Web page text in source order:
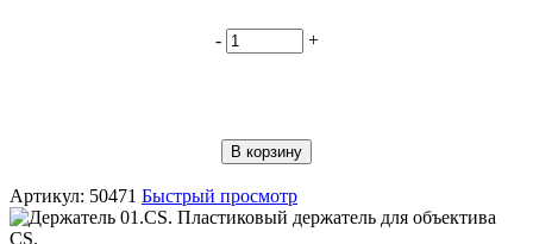
- +
В корзину
Артикул: 50471 Быстрый просмотр